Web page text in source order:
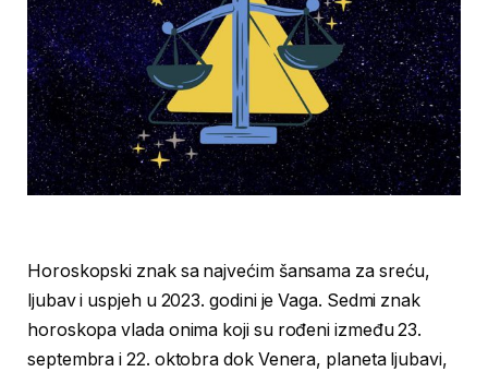
Horoskopski znak sa najvećim šansama za sreću,
ljubav i uspjeh u 2023. godini je Vaga. Sedmi znak
horoskopa vlada onima koji su rođeni između 23.
septembra i 22. oktobra dok Venera, planeta ljubavi,